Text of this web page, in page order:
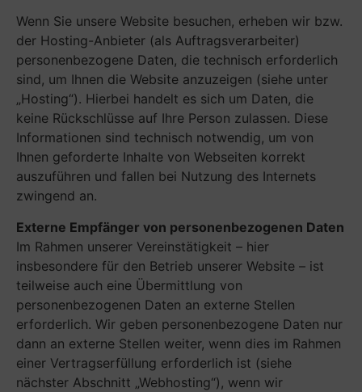
Wenn Sie unsere Website besuchen, erheben wir bzw.
der Hosting-Anbieter (als Auftragsverarbeiter)
personenbezogene Daten, die technisch erforderlich
sind, um Ihnen die Website anzuzeigen (siehe unter
„Hosting“). Hierbei handelt es sich um Daten, die
keine Rückschlüsse auf Ihre Person zulassen. Diese
Informationen sind technisch notwendig, um von
Ihnen geforderte Inhalte von Webseiten korrekt
auszuführen und fallen bei Nutzung des Internets
zwingend an.
Externe Empfänger von personenbezogenen Daten
Im Rahmen unserer Vereinstätigkeit – hier
insbesondere für den Betrieb unserer Website – ist
teilweise auch eine Übermittlung von
personenbezogenen Daten an externe Stellen
erforderlich. Wir geben personenbezogene Daten nur
dann an externe Stellen weiter, wenn dies im Rahmen
einer Vertragserfüllung erforderlich ist (siehe
nächster Abschnitt „Webhosting“), wenn wir